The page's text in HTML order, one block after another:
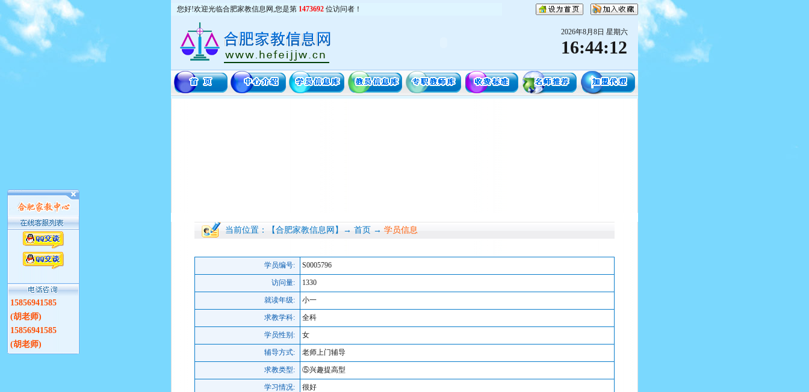
您好!欢迎光临合肥家教信息网,您是第 1473692 位访问者！
2026年8月8日 星期六
16:44:12
当前位置：【合肥家教信息网】→ 首页 → 学员信息
学员编号: S0005796
访问量: 1330
就读年级: 小一
求教学科: 全科
学员性别: 女
辅导方式: 老师上门辅导
求教类型: ⑤兴趣提高型
学习情况: 很好
15856941585
(胡老师)
15856941585
(胡老师)